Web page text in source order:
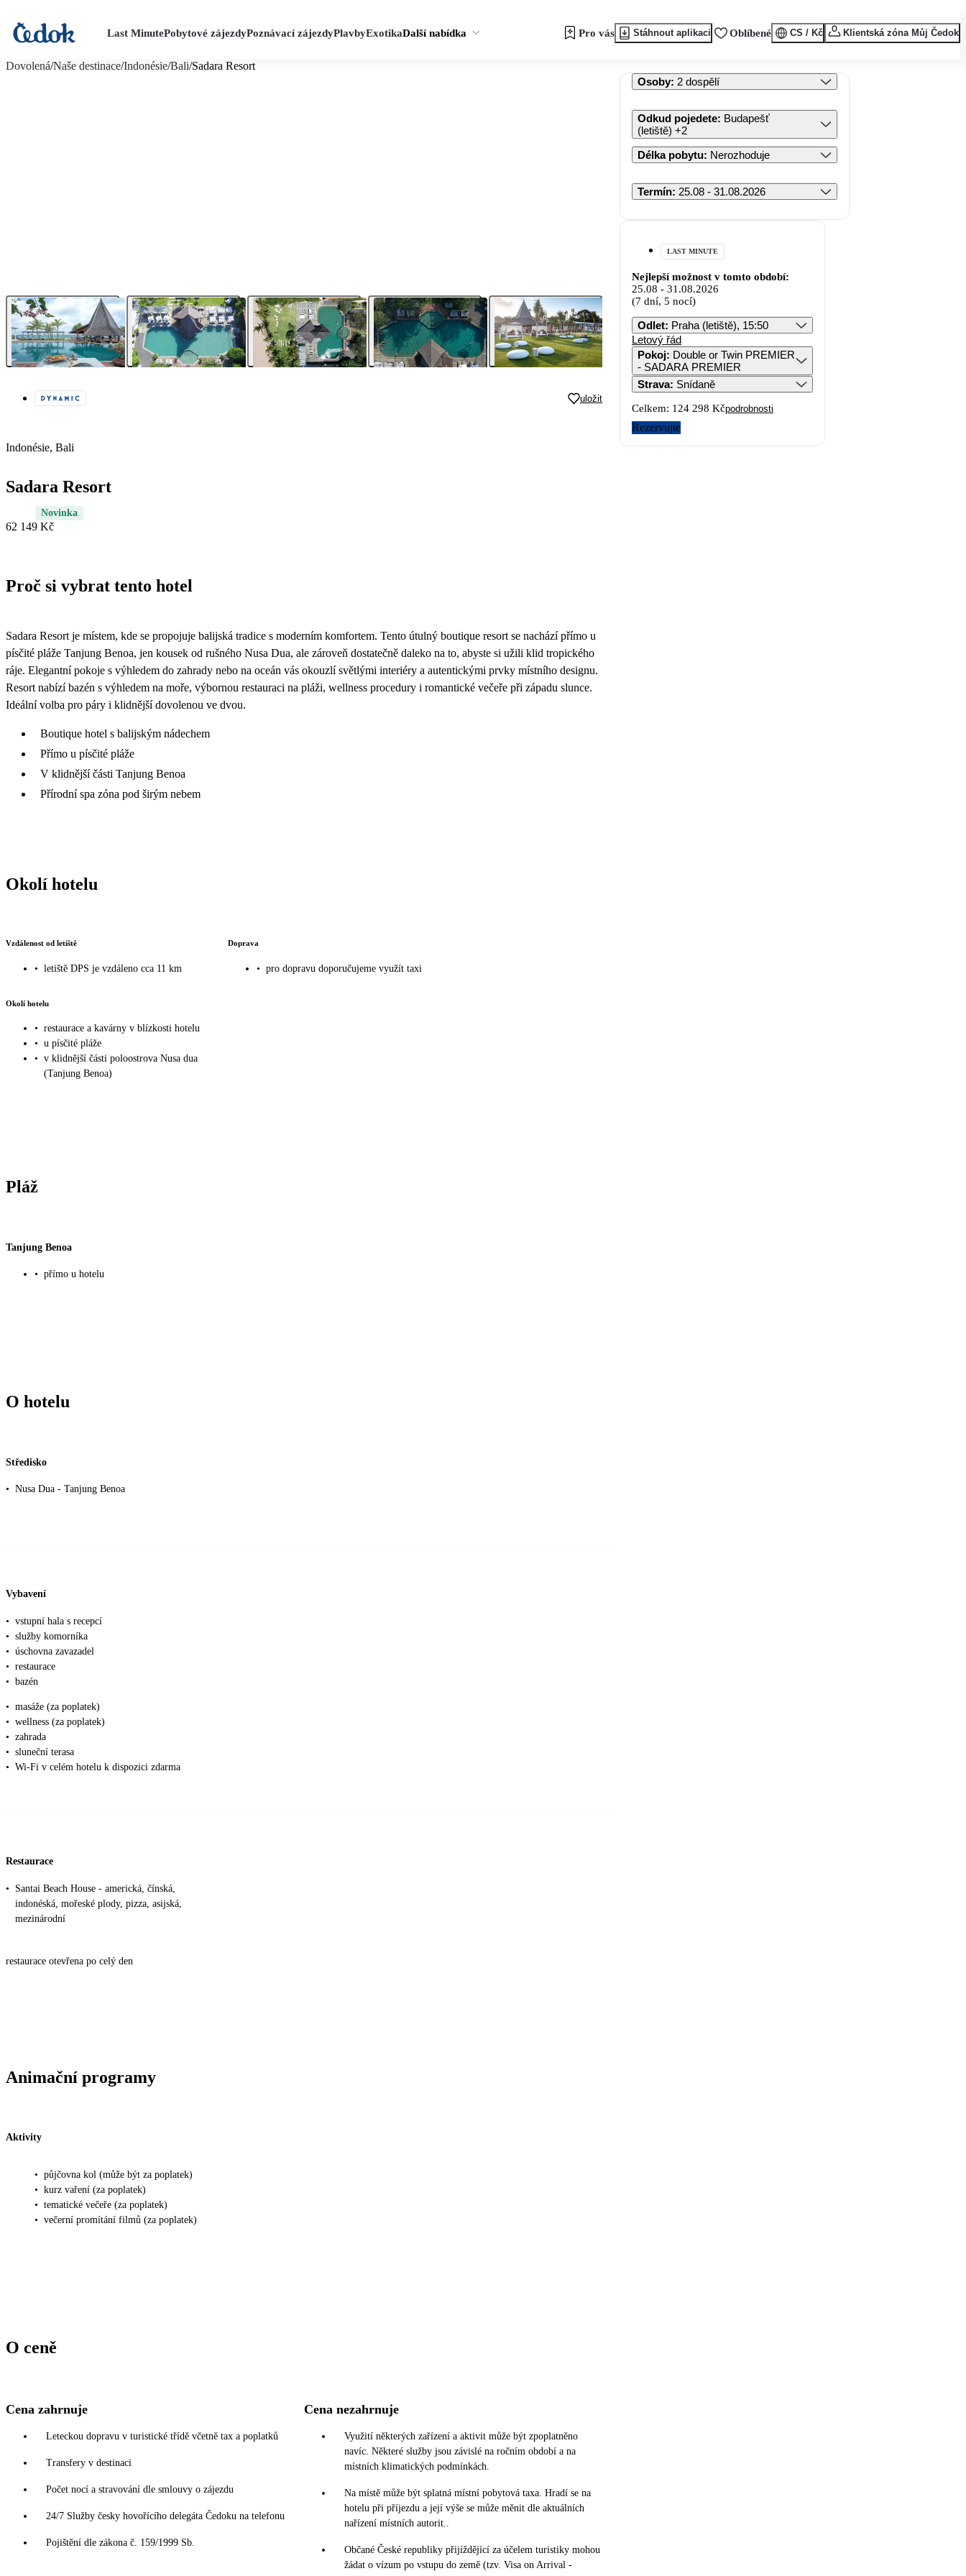
Last MinutePobytové zájezdyPoznávací zájezdyPlavbyExotikaDalší nabídka Pro vás Stáhnout aplikaci Oblíbené CS / Kč Klientská zóna Můj Čedok
Dovolená/Naše destinace/Indonésie/Bali/Sadara Resort
uložit
Indonésie, Bali
Sadara Resort
Novinka
62 149 Kč
Proč si vybrat tento hotel
Sadara Resort je místem, kde se propojuje balijská tradice s moderním komfortem. Tento útulný boutique resort se nachází přímo u
písčité pláže Tanjung Benoa, jen kousek od rušného Nusa Dua, ale zároveň dostatečně daleko na to, abyste si užili klid tropického
ráje. Elegantní pokoje s výhledem do zahrady nebo na oceán vás okouzlí světlými interiéry a autentickými prvky místního designu.
Resort nabízí bazén s výhledem na moře, výbornou restauraci na pláži, wellness procedury i romantické večeře při západu slunce.
Ideální volba pro páry i klidnější dovolenou ve dvou.
Boutique hotel s balijským nádechem
Přímo u písčité pláže
V klidnější části Tanjung Benoa
Přírodní spa zóna pod širým nebem
Okolí hotelu
Vzdálenost od letiště
• letiště DPS je vzdáleno cca 11 km
Doprava
• pro dopravu doporučujeme využít taxi
Okolí hotelu
• restaurace a kavárny v blízkosti hotelu
• u písčité pláže
• v klidnější části poloostrova Nusa dua
(Tanjung Benoa)
Pláž
Tanjung Benoa
• přímo u hotelu
O hotelu
Středisko
• Nusa Dua - Tanjung Benoa
Vybavení
• vstupní hala s recepcí
• služby komorníka
• úschovna zavazadel
• restaurace
• bazén
• masáže (za poplatek)
• wellness (za poplatek)
• zahrada
• sluneční terasa
• Wi-Fi v celém hotelu k dispozici zdarma
Restaurace
•
Santai Beach House - americká, čínská,
indonéská, mořeské plody, pizza, asijská,
mezinárodní
restaurace otevřena po celý den
Animační programy
Aktivity
• půjčovna kol (může být za poplatek)
• kurz vaření (za poplatek)
• tematické večeře (za poplatek)
• večerní promítání filmů (za poplatek)
O ceně
Cena zahrnuje
Leteckou dopravu v turistické třídě včetně tax a poplatků
Transfery v destinaci
Počet nocí a stravování dle smlouvy o zájezdu
24/7 Služby česky hovořícího delegáta Čedoku na telefonu
Pojištění dle zákona č. 159/1999 Sb.
Cena nezahrnuje
Využití některých zařízení a aktivit může být zpoplatněno
navíc. Některé služby jsou závislé na ročním období a na
místních klimatických podmínkách.
Na místě může být splatná místní pobytová taxa. Hradí se na
hotelu při příjezdu a její výše se může měnit dle aktuálních
nařízení místních autorit..
Občané České republiky přijíždějící za účelem turistiky mohou
žádat o vízum po vstupu do země (tzv. Visa on Arrival -
Osoby: 2 dospělí
Odkud pojedete: Budapešť
(letiště) +2
Délka pobytu: Nerozhoduje
Termín: 25.08 - 31.08.2026
LAST MINUTE
Nejlepší možnost v tomto období:
25.08 - 31.08.2026
(7 dní, 5 nocí)
Odlet: Praha (letiště), 15:50
Letový řád
Pokoj: Double or Twin PREMIER
- SADARA PREMIER
Strava: Snídaně
Celkem: 124 298 Kčpodrobnosti
Rezervujte